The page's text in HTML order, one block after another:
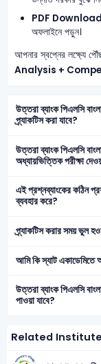
PDF
অফলাইনে পড়ুন।
আপনার স্বপ্নের লক্ষ্যে
Analysis +
উত্তরা ব্যাংক পিএলসি
প্র্যাকটিস করা যাবে?
উত্তরা ব্যাংক পিএলসি
অধ্যায়ভিত্তিক পরীক্ষা
এই প্রশ্নব্যাংকের কঠিন
ব্যবহার করে?
প্র্যাকটিস করার সময় ভুল
আমি কি স্যাট একাডেমিতে
উত্তরা ব্যাংক পিএলসি
পাওয়া যাবে?
Related